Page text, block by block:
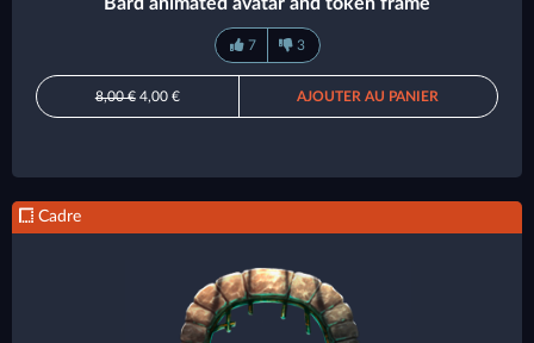
7 3
8,00 €4,00 € AJOUTER AU PANIER
Cadre